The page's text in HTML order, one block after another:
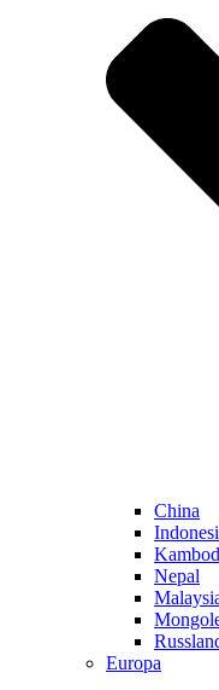
China
Nepal
Europa